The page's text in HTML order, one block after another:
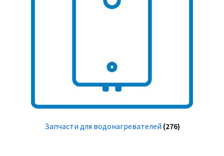
Запчасти для водонагревателей (276)